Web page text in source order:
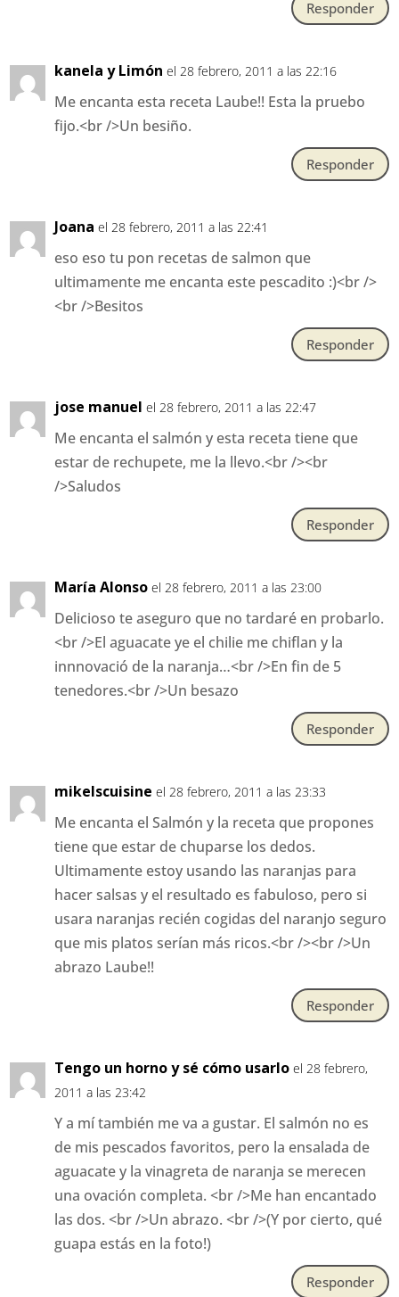
Responder
kanela y Limón el 28 febrero, 2011 a las 22:16
Me encanta esta receta Laube!! Esta la pruebo
fijo.<br />Un besiño.
Responder
Joana el 28 febrero, 2011 a las 22:41
eso eso tu pon recetas de salmon que
ultimamente me encanta este pescadito :)<br />
<br />Besitos
Responder
jose manuel el 28 febrero, 2011 a las 22:47
Me encanta el salmón y esta receta tiene que
estar de rechupete, me la llevo.<br /><br
/>Saludos
Responder
María Alonso el 28 febrero, 2011 a las 23:00
Delicioso te aseguro que no tardaré en probarlo.
<br />El aguacate ye el chilie me chiflan y la
innnovació de la naranja…<br />En fin de 5
tenedores.<br />Un besazo
Responder
mikelscuisine el 28 febrero, 2011 a las 23:33
Me encanta el Salmón y la receta que propones
tiene que estar de chuparse los dedos.
Ultimamente estoy usando las naranjas para
hacer salsas y el resultado es fabuloso, pero si
usara naranjas recién cogidas del naranjo seguro
que mis platos serían más ricos.<br /><br />Un
abrazo Laube!!
Responder
Tengo un horno y sé cómo usarlo el 28 febrero,
2011 a las 23:42
Y a mí también me va a gustar. El salmón no es
de mis pescados favoritos, pero la ensalada de
aguacate y la vinagreta de naranja se merecen
una ovación completa. <br />Me han encantado
las dos. <br />Un abrazo. <br />(Y por cierto, qué
guapa estás en la foto!)
Responder